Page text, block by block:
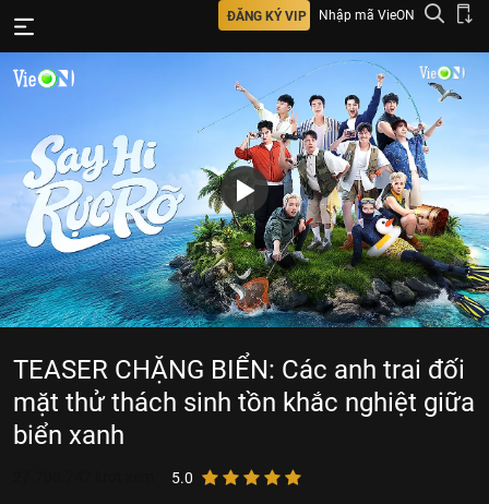
ĐĂNG KÝ VIP Nhập mã VieON
TEASER CHẶNG BIỂN: Các anh trai đối
mặt thử thách sinh tồn khắc nghiệt giữa
biển xanh
5.0